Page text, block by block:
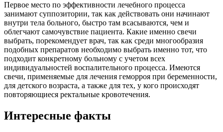
Первое место по эффективности лечебного процесса
занимают суппозитории, так как действовать они начинают
внутри тела больного, быстро там всасываются, чем и
облегчают самочувствие пациента. Какие именно свечи
выбрать, порекомендует врач, так как среди многообразия
подобных препаратов необходимо выбрать именно тот, что
подходит конкретному больному с учетом всех
индивидуальностей воспалительного процесса. Имеются
свечи, применяемые для лечения геморроя при беременности,
для детского возраста, а также для тех, у кого происходят
повторяющиеся ректальные кровотечения.
Интересные факты